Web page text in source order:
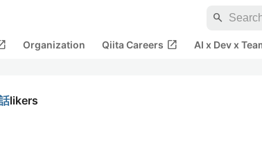
search
Organization Qiita Careers open_in_new AI x Dev x
likers